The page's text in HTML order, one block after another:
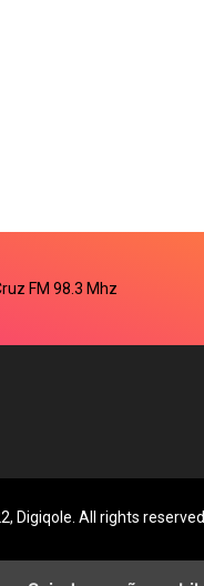
Digiqole. All rights reserved